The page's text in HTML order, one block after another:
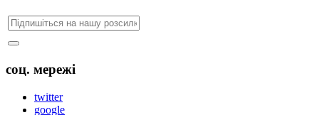
соц. мережі
twitter
google